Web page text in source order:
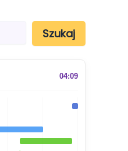
Szukaj
04:09